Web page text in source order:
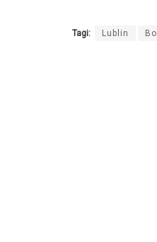
Tagi: Lublin